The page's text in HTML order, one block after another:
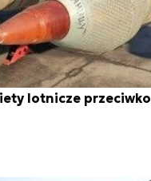
lotnicze przeciwko